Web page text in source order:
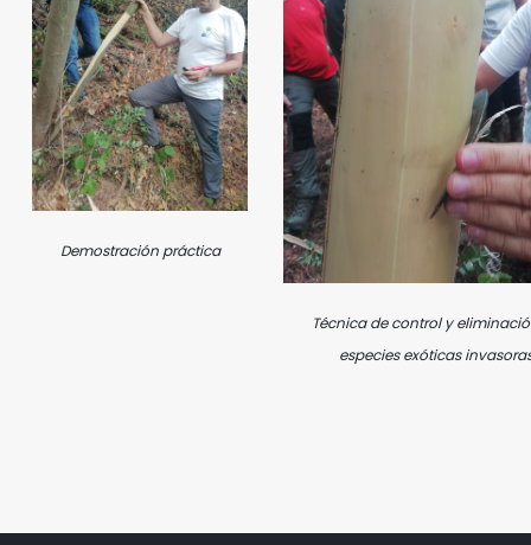
Demostración práctica
Técnica de control y
especies exóticas